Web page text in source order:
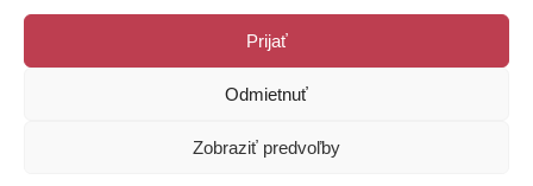
Prijať
Odmietnuť
Zobraziť predvoľby
kontakt@ucebnepomockyslovakia.sk